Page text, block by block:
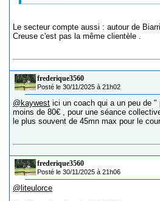
Le secteur compte aussi : autour de
Creuse c'est pas la même clientèle .
frederique3560
Posté le 30/11/2025 à 21h02
@kaywest ici un coach qui a un peu de
moins de 80€ , pour une séance
le plus souvent de 45mn max pour le
frederique3560
Posté le 30/11/2025 à 21h06
@liteulorce